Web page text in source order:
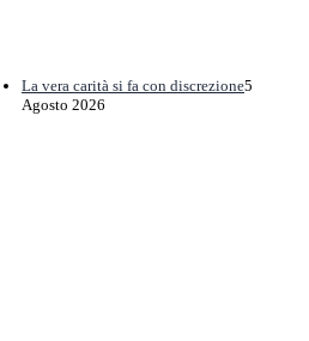
La vera carità si fa con discrezione5
Agosto 2026